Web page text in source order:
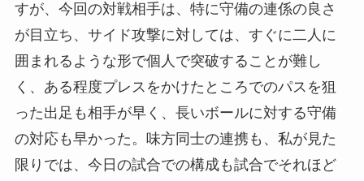
すが、今回の対戦相手は、特に守備の連係の良さ
が目立ち、サイド攻撃に対しては、すぐに二人に
囲まれるような形で個人で突破することが難し
く、ある程度プレスをかけたところでのパスを狙
った出足も相手が早く、長いボールに対する守備
の対応も早かった。味方同士の連携も、私が見た
限りでは、今日の試合での構成も試合でそれほど